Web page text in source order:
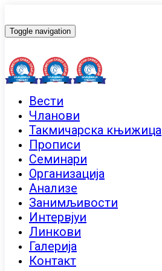
Toggle navigation
Вести
Чланови
Такмичарска књижица
Прописи
Семинари
Организација
Анализе
Занимљивости
Интервјуи
Линкови
Галерија
Контакт